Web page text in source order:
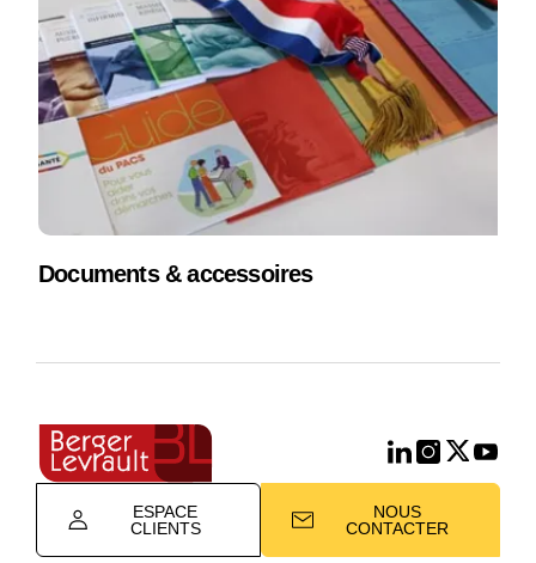
Documents & accessoires
ESPACE
CLIENTS
NOUS
CONTACTER